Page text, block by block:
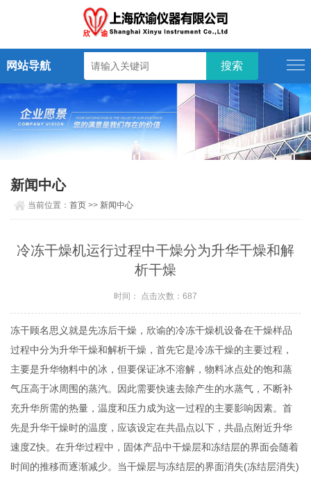
网站导航
新闻中心
当前位置：首页 >> 新闻中心
冷冻干燥机运行过程中干燥分为升华干燥和解
析干燥
时间： 点击次数：687
冻干顾名思义就是先冻后干燥，欣谕的冷冻干燥机设备在干燥样品
过程中分为升华干燥和解析干燥，首先它是冷冻干燥的主要过程，
主要是升华物料中的冰，但要保证冰不溶解，物料冰点处的饱和蒸
气压高于冰周围的蒸汽。因此需要快速去除产生的水蒸气，不断补
充升华所需的热量，温度和压力成为这一过程的主要影响因素。首
先是升华干燥时的温度，应该设定在共晶点以下，共晶点附近升华
速度Z快。在升华过程中，固体产品中干燥层和冻结层的界面会随着
时间的推移而逐渐减少。当干燥层与冻结层的界面消失(冻结层消失)